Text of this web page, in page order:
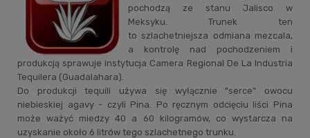
pochodzą ze stanu Jalisco w
Meksyku. Trunek ten
to szlachetniejsza odmiana mezcala,
a kontrolę nad pochodzeniem i
produkcją sprawuje instytucja Camera Regional De La Industria
Tequilera (Guadalahara).
Do produkcji tequili używa się wyłącznie "serce" owocu
niebieskiej agavy - czyli Pina. Po ręcznym odcięciu liści Pina
może ważyć miedzy 40 a 60 kilogramów, co wystarcza na
uzyskanie około 6 litrów tego szlachetnego trunku.